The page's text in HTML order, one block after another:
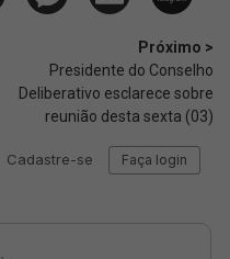
Próximo >
Presidente do Conselho
Deliberativo esclarece sobre
reunião desta sexta (03)